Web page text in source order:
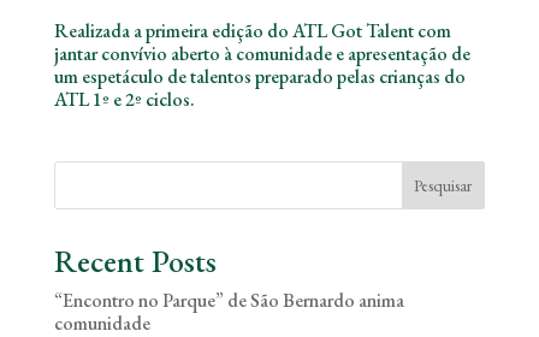
Realizada a primeira edição do ATL Got Talent com
jantar convívio aberto à comunidade e apresentação de
um espetáculo de talentos preparado pelas crianças do
ATL 1º e 2º ciclos.
Pesquisar
Recent Posts
“Encontro no Parque” de São Bernardo anima
comunidade